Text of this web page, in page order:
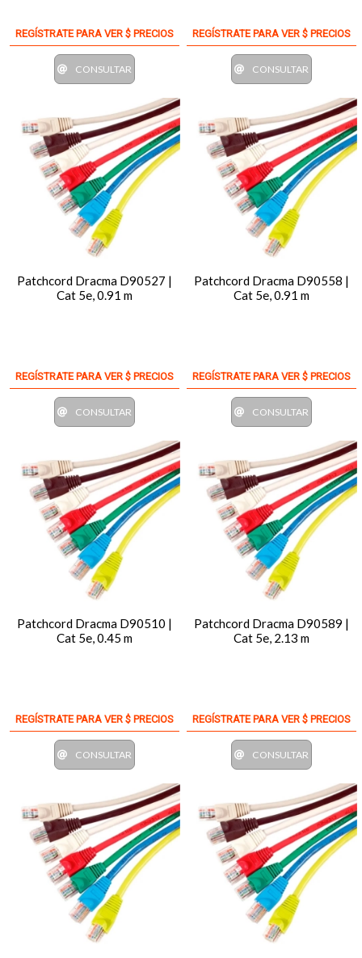
REGÍSTRATE PARA VER $ PRECIOS
CONSULTAR
REGÍSTRATE PARA VER $ PRECIOS
CONSULTAR
Patchcord Dracma D90527 |
Cat 5e, 0.91 m
REGÍSTRATE PARA VER $ PRECIOS
CONSULTAR
Patchcord Dracma D90558 |
Cat 5e, 0.91 m
REGÍSTRATE PARA VER $ PRECIOS
CONSULTAR
Patchcord Dracma D90510 |
Cat 5e, 0.45 m
REGÍSTRATE PARA VER $ PRECIOS
CONSULTAR
Patchcord Dracma D90589 |
Cat 5e, 2.13 m
REGÍSTRATE PARA VER $ PRECIOS
CONSULTAR